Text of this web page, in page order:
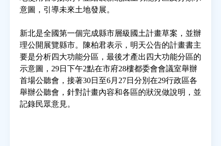
意圖，引導未來土地發展。
新北是全國第一個完成縣市層級國土計畫草案，並辦
理公開展覽縣市。陳柏君表示，明天公告的計畫書主
要是分析四大功能分區，最後才產出四大功能分區的
示意圖，29日下午2點在市府28樓都委會會議室舉辦
首場公聽會，接著30日至6月27日分別在29行政區各
舉辦公聽會，針對計畫內容和各區的狀況做說明，並
記錄民眾意見。